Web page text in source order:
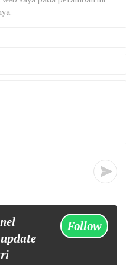
Follow